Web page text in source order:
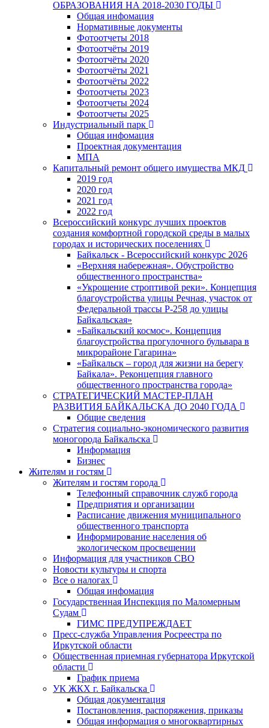
ОБРАЗОВАНИЯ НА 2018-2030 ГОДЫ
Общая инфомация
Нормативные документы
Фотоотчеты 2018
Фотоотчёты 2019
Фотоотчёты 2020
Фотоотчёты 2021
Фотоотчёты 2022
Фотоотчеты 2023
Фотоотчеты 2024
Фотоотчеты 2025
Индустриальный парк
Общая инфомация
Проектная документация
МПА
Капитальный ремонт общего имущества МКД
2019 год
2020 год
2021 год
2022 год
Всероссийский конкурс лучших проектов
создания комфортной городской среды в малых
городах и исторических поселениях
Байкальск - Всероссийский конкурс 2026
«Верхняя набережная». Обустройство
общественного пространства»
«Укрощение строптивой реки». Концепция
благоустройства улицы Речная, участок от
Федеральной трассы Р-258 до улицы
Байкальская»
«Байкальский космос». Концепция
благоустройства прогулочного бульвара в
микрорайоне Гагарина»
«Байкальск – город для жизни на берегу
Байкала». Реконцепция главного
общественного пространства города»
СТРАТЕГИЧЕСКИЙ МАСТЕР-ПЛАН
РАЗВИТИЯ БАЙКАЛЬСКА ДО 2040 ГОДА
Общие сведения
Стратегия социально-экономического развития
моногорода Байкальска
Информация
Бизнес
Жителям и гостям
Жителям и гостям города
Телефонный справочник служб города
Предприятия и организации
Расписание движения муниципального
общественного транспорта
Информирование населения об
экологическом просвещении
Информация для участников СВО
Новости культуры и спорта
Все о налогах
Общая инфомация
Государственная Инспекция по Маломерным
Судам
ГИМС ПРЕДУПРЕЖДАЕТ
Пресс-служба Управления Росреестра по
Иркутской области
Общественная приемная губернатора Иркутской
области
График приема
УК ЖКХ г. Байкальска
Общая документация
Постановления, распоряжения, приказы
Общая информация о многоквартирных